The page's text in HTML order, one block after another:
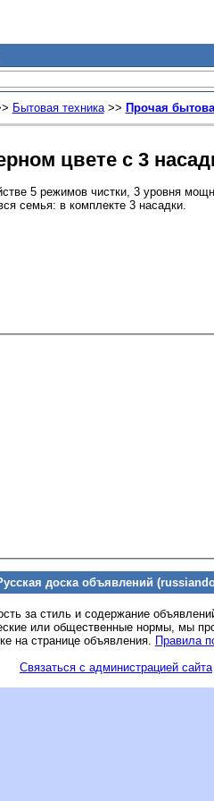
Бытовая техника>> Прочая
цвете с 3
5 режимов чистки, 3 уровня
семья: в комплекте 3 насадки.
доска объявлений
за стиль и содержание
или общественные нормы, мы
на странице объявления. Правила
Связаться с администрацией сайта